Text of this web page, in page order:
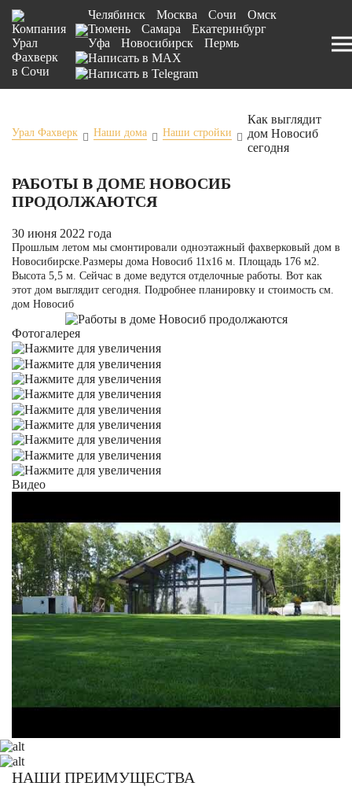
Челябинск Москва Сочи
Омск
Тюмень
Самара
Екатеринбург
Уфа
Новосибирск Пермь
Урал Фахверк Наши дома Наши стройки
Как выглядит
дом Новосиб
сегодня
РАБОТЫ В ДОМЕ НОВОСИБ
ПРОДОЛЖАЮТСЯ
30 июня 2022 года
Прошлым летом мы смонтировали одноэтажный фахверковый дом в
Новосибирске.Размеры дома Новосиб 11х16 м. Площадь 176 м2.
Высота 5,5 м. Сейчас в доме ведутся отделочные работы. Вот как
этот дом выглядит сегодня. Подробнее планировку и стоимость см.
дом Новосиб
Фотогалерея
Видео
НАШИ ПРЕИМУЩЕСТВА